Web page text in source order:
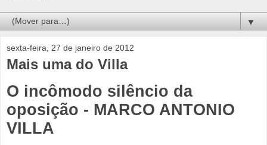
▼
sexta-feira, 27 de janeiro de 2012
Mais uma do Villa
O incômodo silêncio da
oposição - MARCO ANTONIO
VILLA